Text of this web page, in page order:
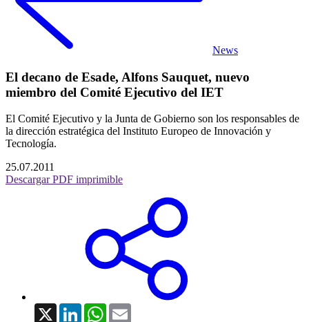
News
El decano de Esade, Alfons Sauquet, nuevo
miembro del Comité Ejecutivo del IET
El Comité Ejecutivo y la Junta de Gobierno son los responsables de
la dirección estratégica del Instituto Europeo de Innovación y
Tecnología.
25.07.2011
Descargar PDF imprimible
X LinkedInWhatsApp